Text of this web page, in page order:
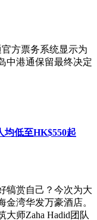
方票务系统显示为
中港通保留最终决定
均低至HK$550起
犒赏自己？今次为大
湾华发万豪酒店。
师Zaha Hadid团队